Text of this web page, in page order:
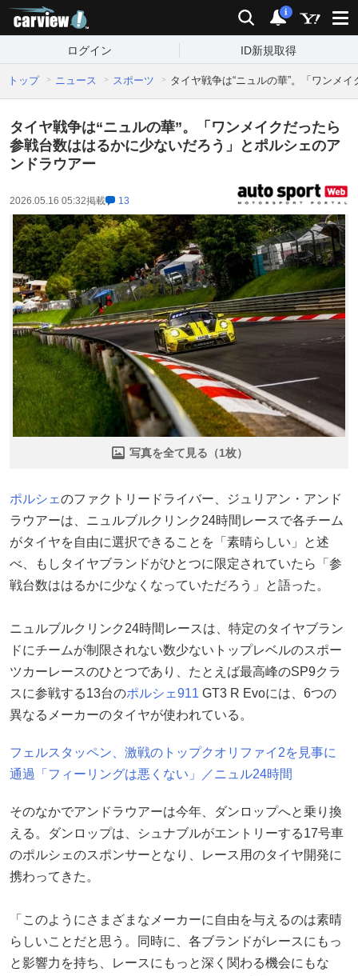
検索 通知
i
ログイン ID新規取得
トップ ニュース スポーツ タイヤ戦争は“ニュルの華”。「ワンメ
タイヤ戦争は“ニュルの華”。「ワンメイクだったら
参戦台数ははるかに少ないだろう」とポルシェのア
ンドラウアー
2026.05.16 05:32掲載 13
写真を全て見る（1枚）
ポルシェのファクトリードライバー、ジュリアン・アンド
ラウアーは、ニュルブルクリンク24時間レースで各チーム
がタイヤを自由に選択できることを「素晴らしい」と述
べ、もしタイヤブランドがひとつに限定されていたら「参
戦台数ははるかに少なくなっていただろう」と語った。
ニュルブルクリンク24時間レースは、特定のタイヤブラン
ドにチームが制限されない数少ないトップレベルのスポー
ツカーレースのひとつであり、たとえば最高峰のSP9クラ
スに参戦する13台のポルシェ911 GT3 R Evoには、6つの
異なるメーカーのタイヤが使われている。
フェルスタッペン、激戦のトップクオリファイ2を見事に
通過「フィーリングは悪くない」／ニュル24時間
そのなかでアンドラウアーは今年、ダンロップへと乗り換
える。ダンロップは、シュナブルがエントリーする17号車
のポルシェのスポンサーとなり、レース用のタイヤ開発に
携わってきた。
「このようにさまざまなメーカーに自由を与えるのは素晴
らしいことだと思う。同時に、各ブランドがレースにもっ
と影響力を持ち、レースにもっと深く関わる機会にもな